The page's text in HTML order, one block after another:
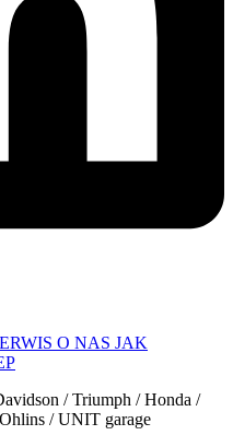
O NAS JAK
/ Triumph / Honda /
/ UNIT garage